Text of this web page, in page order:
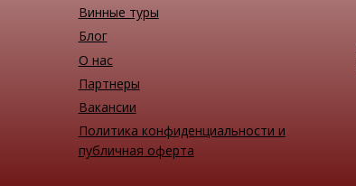
Винные туры
Блог
О нас
Партнеры
Вакансии
Политика конфиденциальности и
публичная оферта